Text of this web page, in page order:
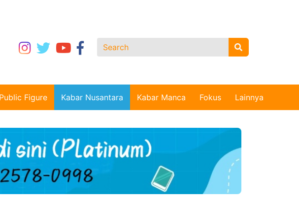
Public Figure Kabar Nusantara Kabar Manca Fokus Lainnya